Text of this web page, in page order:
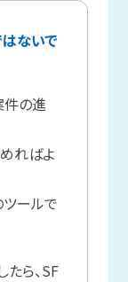
ないで
件の進
ればよ
ールで
たら、SF